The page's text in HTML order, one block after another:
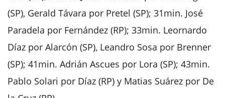
(SP), Gerald Távara por Pretel (SP); 31min. José
Paradela por Fernández (RP); 33min. Leornardo
Díaz por Alarcón (SP), Leandro Sosa por Brenner
(SP); 41min. Adrián Ascues por Lora (SP); 43min.
Pablo Solari por Díaz (RP) y Matias Suárez por De